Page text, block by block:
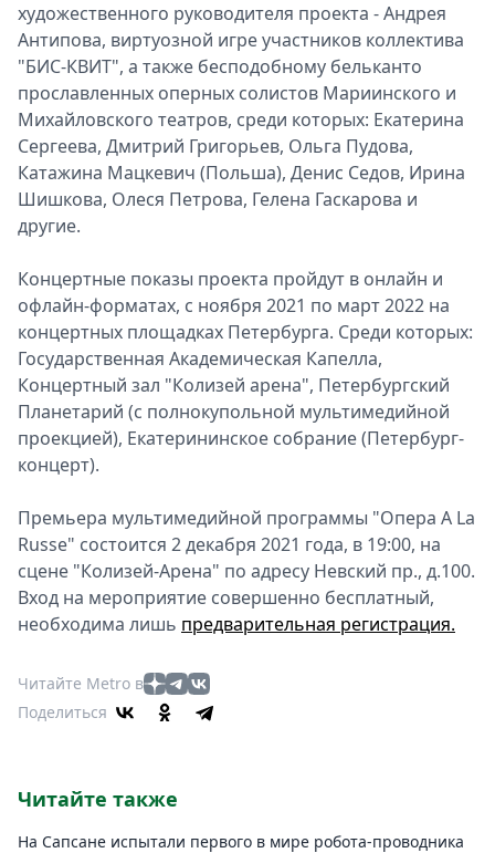
художественного руководителя проекта - Андрея
Антипова, виртуозной игре участников коллектива
"БИС-КВИТ", а также бесподобному бельканто
прославленных оперных солистов Мариинского и
Михайловского театров, среди которых: Екатерина
Сергеева, Дмитрий Григорьев, Ольга Пудова,
Катажина Мацкевич (Польша), Денис Седов, Ирина
Шишкова, Олеся Петрова, Гелена Гаскарова и
другие.
Концертные показы проекта пройдут в онлайн и
офлайн-форматах, с ноября 2021 по март 2022 на
концертных площадках Петербурга. Среди которых:
Государственная Академическая Капелла,
Концертный зал "Колизей арена", Петербургский
Планетарий (с полнокупольной мультимедийной
проекцией), Екатерининское собрание (Петербург-
концерт).
Премьера мультимедийной программы "Опера A La
Russe" состоится 2 декабря 2021 года, в 19:00, на
сцене "Колизей-Арена" по адресу Невский пр., д.100.
Вход на мероприятие совершенно бесплатный,
необходима лишь предварительная регистрация.
Читайте Metro в
Поделиться
Читайте также
На Сапсане испытали первого в мире робота-проводника